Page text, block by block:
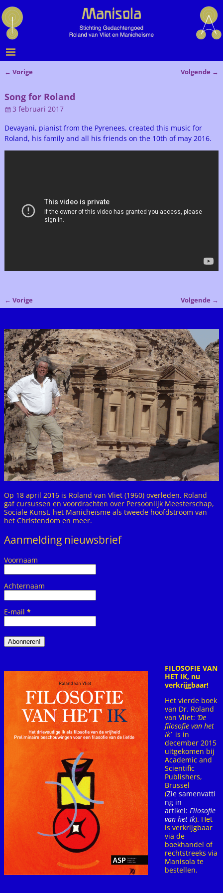
← Vorige Volgende →
Song for Roland
3 februari 2017
Devayani, pianist from the Pyrenees, created this music for
Roland, his family and all his friends on the 10th of may 2016.
Bericht navigatie
← Vorige Volgende →
Op 18 april 2016 is Roland van Vliet (1960) overleden. Roland
gaf cursussen en voordrachten over Persoonlijk Meesterschap,
Sociale Kunst, het Manicheïsme als tweede hoofdstroom van
het Christendom en meer.
Aanmelding nieuwsbrief
Voornaam
Achternaam
E-mail *
FILOSOFIE VAN
HET IK, nu
verkrijgbaar!
Het vierde boek
van Dr. Roland
van Vliet: ‘De
filosofie van het
Ik’ is in
december 2015
uitgekomen bij
Academic and
Scientific
Publishers,
Brussel
(Zie samenvatti
ng in
artikel: Filosofie
van het Ik). Het
is verkrijgbaar
via de
boekhandel of
rechtstreeks via
Manisola te
bestellen.